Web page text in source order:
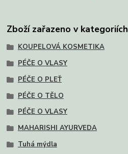
Zboží zařazeno v kategoriích
KOUPELOVÁ KOSMETIKA
PÉČE O VLASY
PÉČE O PLEŤ
PÉČE O TĚLO
PÉČE O VLASY
MAHARISHI AYURVEDA
Tuhá mýdla